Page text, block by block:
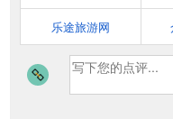
乐途旅游网